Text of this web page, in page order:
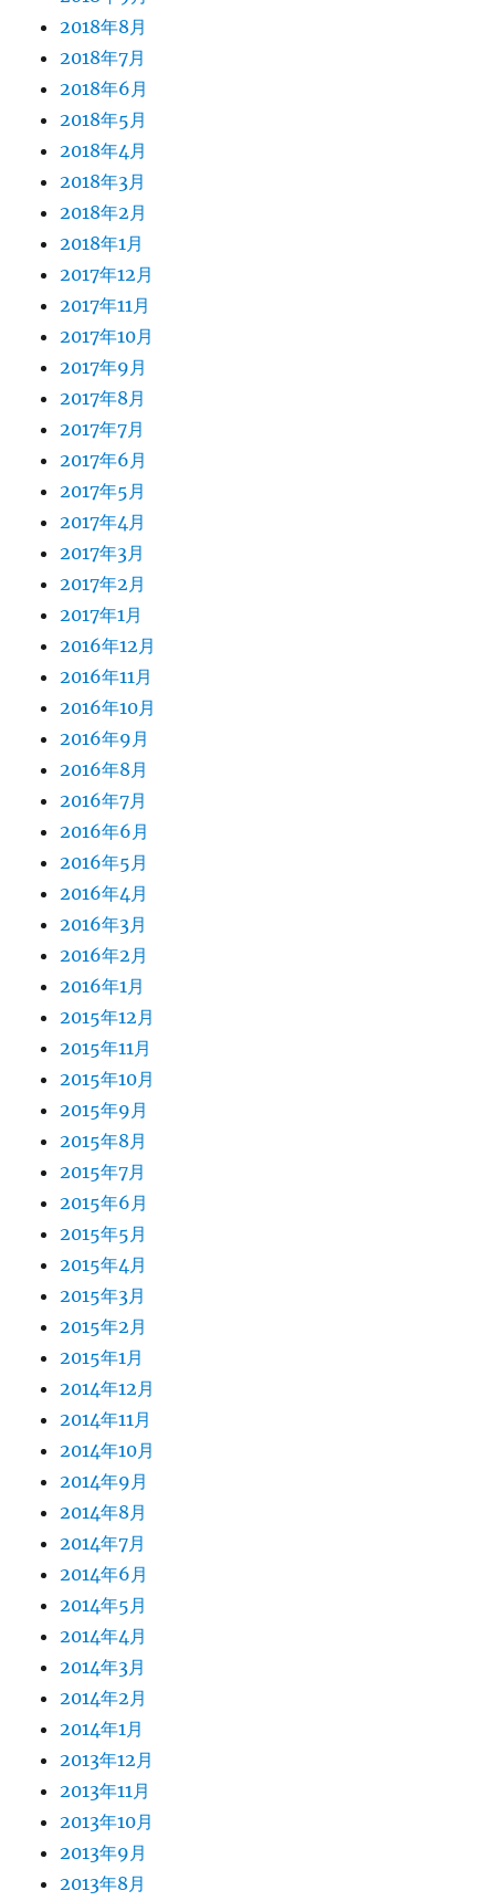
2018年8月
2018年7月
2018年6月
2018年5月
2018年4月
2018年3月
2018年2月
2018年1月
2017年12月
2017年11月
2017年10月
2017年9月
2017年8月
2017年7月
2017年6月
2017年5月
2017年4月
2017年3月
2017年2月
2017年1月
2016年12月
2016年11月
2016年10月
2016年9月
2016年8月
2016年7月
2016年6月
2016年5月
2016年4月
2016年3月
2016年2月
2016年1月
2015年12月
2015年11月
2015年10月
2015年9月
2015年8月
2015年7月
2015年6月
2015年5月
2015年4月
2015年3月
2015年2月
2015年1月
2014年12月
2014年11月
2014年10月
2014年9月
2014年8月
2014年7月
2014年6月
2014年5月
2014年4月
2014年3月
2014年2月
2014年1月
2013年12月
2013年11月
2013年10月
2013年9月
2013年8月